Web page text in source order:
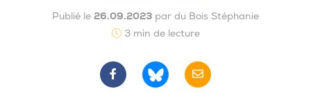
Publié le 26.09.2023 par du Bois Stéphanie
3 min de lecture